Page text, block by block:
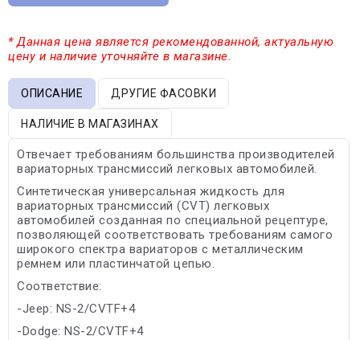
* Данная цена является рекомендованной, актуальную
цену и наличие уточняйте в магазине.
ОПИСАНИЕ ДРУГИЕ ФАСОВКИ
НАЛИЧИЕ В МАГАЗИНАХ
Отвечает требованиям большинства производителей
вариаторных трансмиссий легковых автомобилей.
Синтетическая универсальная жидкость для
вариаторных трансмиссий (CVT) легковых
автомобилей созданная по специальной рецептуре,
позволяющей соответствовать требованиям самого
широкого спектра вариаторов с металлическим
ремнем или пластинчатой цепью.
Соответствие:
-Jeep: NS-2/CVTF+4
-Dodge: NS-2/CVTF+4